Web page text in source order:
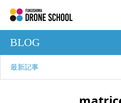
BLOG
最新記事